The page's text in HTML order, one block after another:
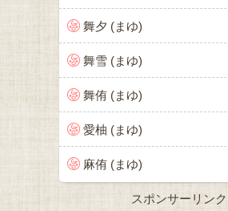
舞夕 (まゆ)
舞雪 (まゆ)
舞侑 (まゆ)
愛柚 (まゆ)
麻侑 (まゆ)
スポンサーリンク